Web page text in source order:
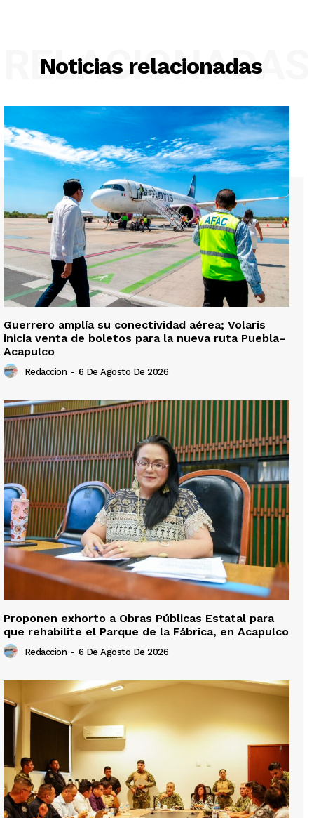
Noticias relacionadas
RELACIONADAS
Guerrero amplía su conectividad aérea; Volaris
inicia venta de boletos para la nueva ruta Puebla–
Acapulco
Redaccion - 6 De Agosto De 2026
Proponen exhorto a Obras Públicas Estatal para
que rehabilite el Parque de la Fábrica, en Acapulco
Redaccion - 6 De Agosto De 2026